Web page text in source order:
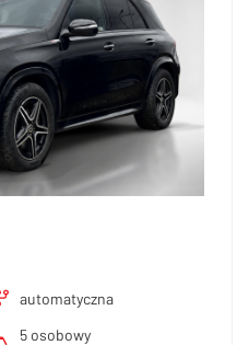
automatyczna
5 osobowy